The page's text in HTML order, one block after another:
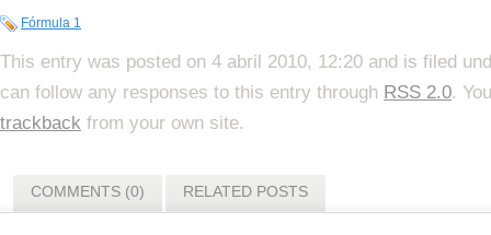
Fórmula 1
This entry was posted on 4 abril 2010, 12:20 and is filed
can follow any responses to this entry through RSS 2.0.
trackback from your own site.
COMMENTS (0) RELATED POSTS